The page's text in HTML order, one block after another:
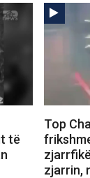
të
Top
zjarrin,